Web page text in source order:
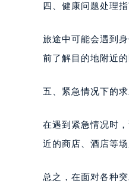
四、健康问题处理
旅途中可能会遇到
前了解目的地附近
五、紧急情况下的
在遇到紧急情况时
近的商店、酒店等
总之，在面对各种